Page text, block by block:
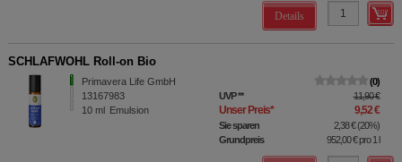
Details
SCHLAFWOHL Roll-on Bio
Primavera Life GmbH
13167983
10 ml Emulsion
0
UVP** 11,90 €
Unser Preis* 9,52 €
Sie sparen 2,38 €(20%)
Grundpreis
952,00 €pro 1 l